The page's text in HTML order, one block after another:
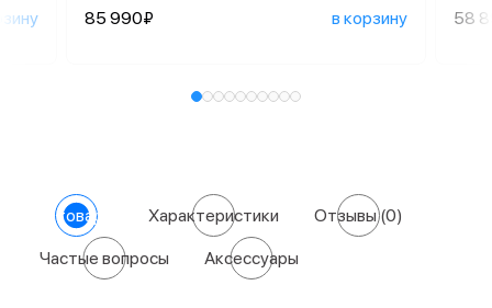
85 990₽
в корзину
58
О товаре Характеристики Отзывы(0)
Частые вопросы Аксессуары